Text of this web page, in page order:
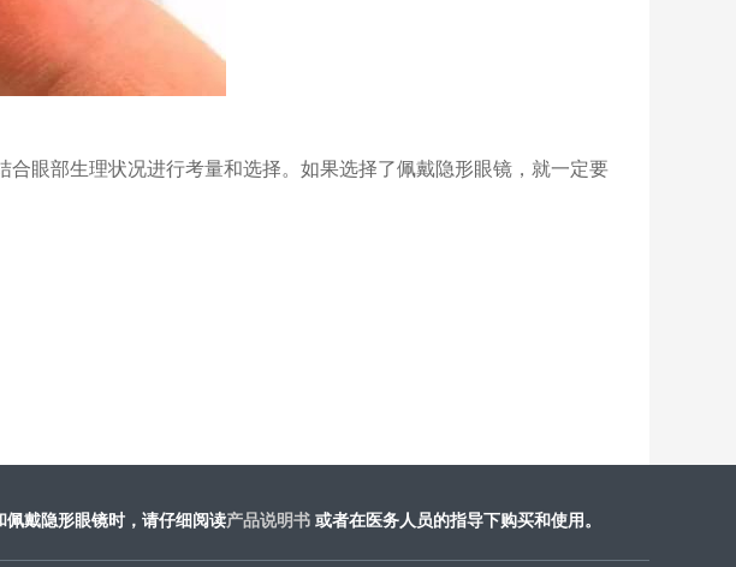
眼部生理状况进行考量和选择。如果选择了佩戴隐形眼镜，就一定要
戴隐形眼镜时，请仔细阅读产品说明书 或​者在医务人员的指导下购买和使用。